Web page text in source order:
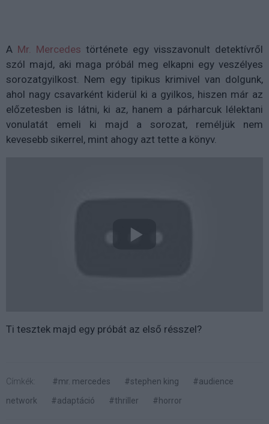
A Mr. Mercedes története egy visszavonult detektívről
szól majd, aki maga próbál meg elkapni egy veszélyes
sorozatgyilkost. Nem egy tipikus krimivel van dolgunk,
ahol nagy csavarként kiderül ki a gyilkos, hiszen már az
előzetesben is látni, ki az, hanem a párharcuk lélektani
vonulatát emeli ki majd a sorozat, reméljük nem
kevesebb sikerrel, mint ahogy azt tette a könyv.
Ti tesztek majd egy próbát az első résszel?
Címkék: #mr. mercedes #stephen king
#audience
network
#adaptáció #thriller #horror